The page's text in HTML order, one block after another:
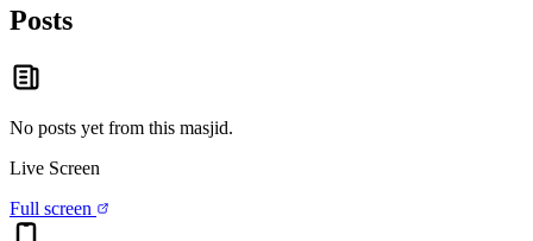
Posts
No posts yet from this masjid.
Live Screen
Full screen